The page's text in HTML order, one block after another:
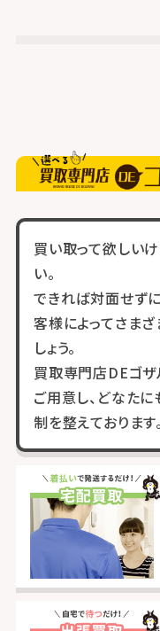
買い取って欲しい
い。
できれば対面せず
客様によってさま
しょう。
買取専門店DEゴザ
ご用意し、どなた
制を整えております。